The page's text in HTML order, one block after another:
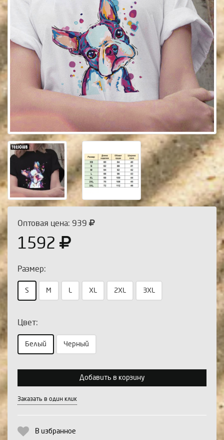
Оптовая цена: 939
1592
Размер:
S M L XL 2XL 3XL
Цвет:
Белый Черный
Выберите количество:
Добавить в корзину
Заказать в один клик
В избранное